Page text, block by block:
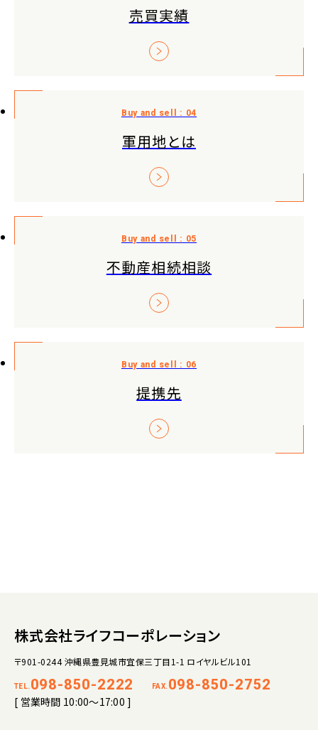
売買実績
軍用地とは
不動産相続相談
提携先
株式会社ライフコーポレーション
〒901-0244 沖縄県豊見城市宜保三丁目1-1 ロイヤルビル101
TEL. 098-850-2222 FAX. 098-850-2752
[ 営業時間 10:00～17:00 ]